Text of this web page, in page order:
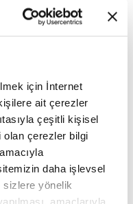
için İnternet
ait çerezler
çeşitli kişisel
çerezler bilgi
daha işlevsel
sizlere yönelik
olarak aynı
gelindiğinde
Çarşamba fetih
de tören
Fatih semtinde
iptal edildi. İstanbul,
kaldı. Bu tarihten
edildi. Fethin